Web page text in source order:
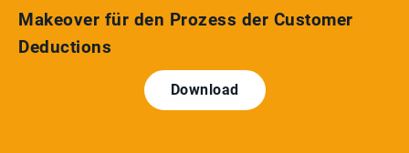
Makeover für den Prozess der Customer
Deductions
Download